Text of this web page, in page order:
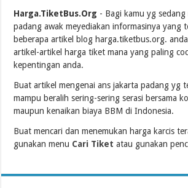
Harga.TiketBus.Org - Bagi kamu yg sedang
padang awak meyediakan informasinya yang
beberapa artikel blog harga.tiketbus.org.
artikel-artikel harga tiket mana yang paling
kepentingan anda.
Buat artikel mengenai ans jakarta padang yg
mampu beralih sering-sering serasi bersama
maupun kenaikan biaya BBM di Indonesia.
Buat mencari dan menemukan harga karcis
gunakan menu Cari Tiket atau gunakan